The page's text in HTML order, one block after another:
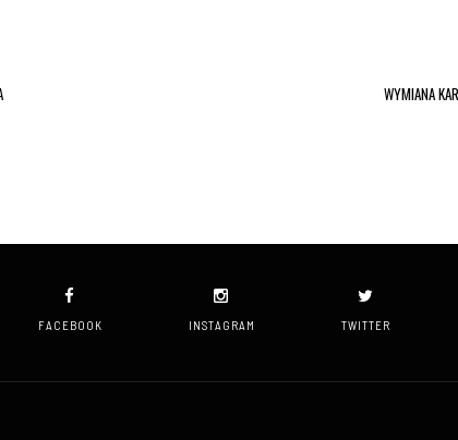
WYMIANA
FACEBOOK INSTAGRAM TWITTER